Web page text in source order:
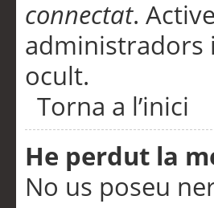
connectat.
administradors
ocult.
Torna a l’inici
He perdut la
No us poseu